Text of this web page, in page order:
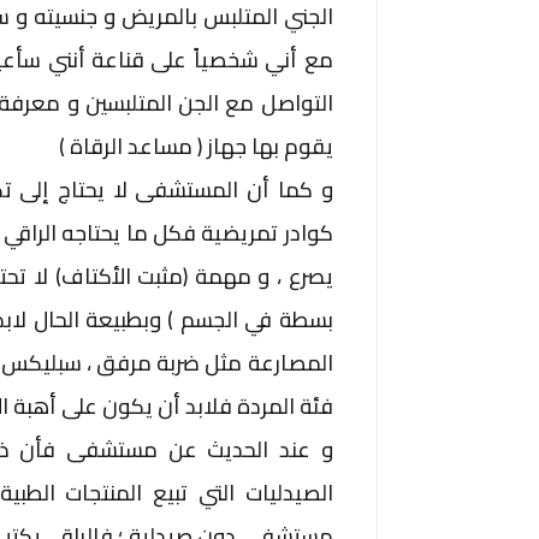
الجني المتلبس بالمريض و جنسيته
مع أني شخصياً على قناعة أنني
التواصل مع الجن المتلبسين و
يقوم بها جهاز ( مساعد الرقاة )
و كما أن المستشفى لا يحتاج إلى
كوادر تمريضية فكل ما يحتاجه
يصرع ، و مهمة (مثبت الأكتاف) لا
بسطة في الجسم ) وبطبيعة الحال
المصارعة مثل ضربة مرفق ،
فئة المردة فلابد أن يكون على أهبة
و عند الحديث عن مستشفى فأن
الصيدليات التي تبيع المنتجات